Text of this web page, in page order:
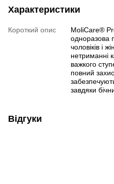
Характеристики
Короткий опис
MoliCare®
одноразова
чоловіків і
нетриманні
важкого
повний
завдяки
Відгуки